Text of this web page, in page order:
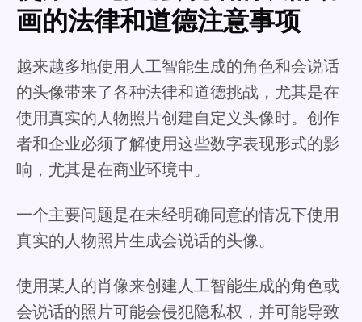
画的法律和道德注意事项
越来越多地使用人工智能生成的角色和会说话
的头像带来了各种法律和道德挑战，尤其是在
使用真实的人物照片创建自定义头像时。创作
者和企业必须了解使用这些数字表现形式的影
响，尤其是在商业环境中。
一个主要问题是在未经明确同意的情况下使用
真实的人物照片生成会说话的头像。
使用某人的肖像来创建人工智能生成的角色或
会说话的照片可能会侵犯隐私权，并可能导致